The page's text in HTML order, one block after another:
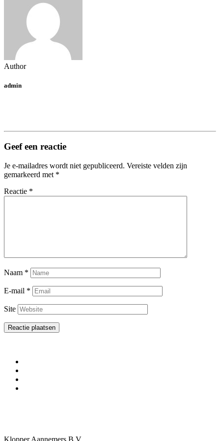
Author
admin
Geef een reactie
Je e-mailadres wordt niet gepubliceerd. Vereiste velden zijn
gemarkeerd met *
Reactie *
Naam *
E-mail *
Site
Klopper Aannemers B.V.